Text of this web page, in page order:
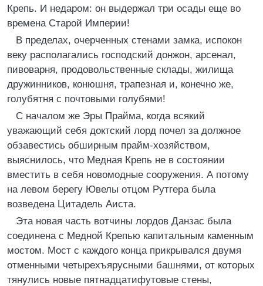
Крепь. И недаром: он выдержал три осады еще во
времена Старой Империи!
В пределах, очерченных стенами замка, испокон
веку располагались господский донжон, арсенал,
пивоварня, продовольственные склады, жилища
дружинников, конюшня, трапезная и, конечно же,
голубятня с почтовыми голубями!
С началом же Эры Прайма, когда всякий
уважающий себя доктский лорд почел за должное
обзавестись обширным прайм-хозяйством,
выяснилось, что Медная Крепь не в состоянии
вместить в себя новомодные сооружения. А потому
на левом берегу Ювелы отцом Рутгера была
возведена Цитадель Аиста.
Эта новая часть вотчины лордов Данзас была
соединена с Медной Крепью капитальным каменным
мостом. Мост с каждого конца прикрывался двумя
отменными четырехъярусными башнями, от которых
тянулись новые пятнадцатифутовые стены,